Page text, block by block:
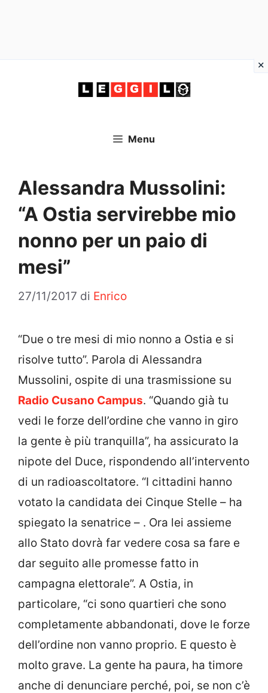
Menu
Alessandra Mussolini:
“A Ostia servirebbe mio
nonno per un paio di
mesi”
27/11/2017 di Enrico
“Due o tre mesi di mio nonno a Ostia e si
risolve tutto”. Parola di Alessandra
Mussolini, ospite di una trasmissione su
Radio Cusano Campus. “Quando già tu
vedi le forze dell’ordine che vanno in giro
la gente è più tranquilla”, ha assicurato la
nipote del Duce, rispondendo all’intervento
di un radioascoltatore. “I cittadini hanno
votato la candidata dei Cinque Stelle – ha
spiegato la senatrice – . Ora lei assieme
allo Stato dovrà far vedere cosa sa fare e
dar seguito alle promesse fatto in
campagna elettorale”. A Ostia, in
particolare, “ci sono quartieri che sono
completamente abbandonati, dove le forze
dell’ordine non vanno proprio. E questo è
molto grave. La gente ha paura, ha timore
anche di denunciare perché, poi, se non c’è